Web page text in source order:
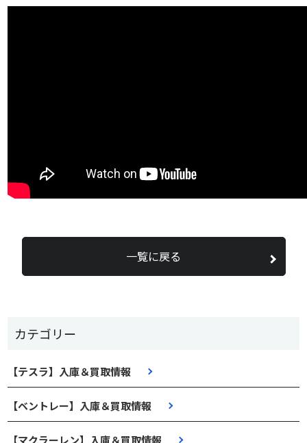
カテゴリー
【テスラ】入庫＆買取情報
【ベントレー】入庫＆買取情報
【マクラーレン】入庫＆買取情報
一覧に戻る